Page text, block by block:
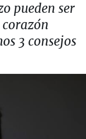
pueden ser
3 consejos